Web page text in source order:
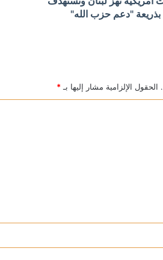
حماس على نزع السلاح “خدعة”
بذريعة "دعم حزب الله"
الحقول الإلزامية مشار إليها بـ *